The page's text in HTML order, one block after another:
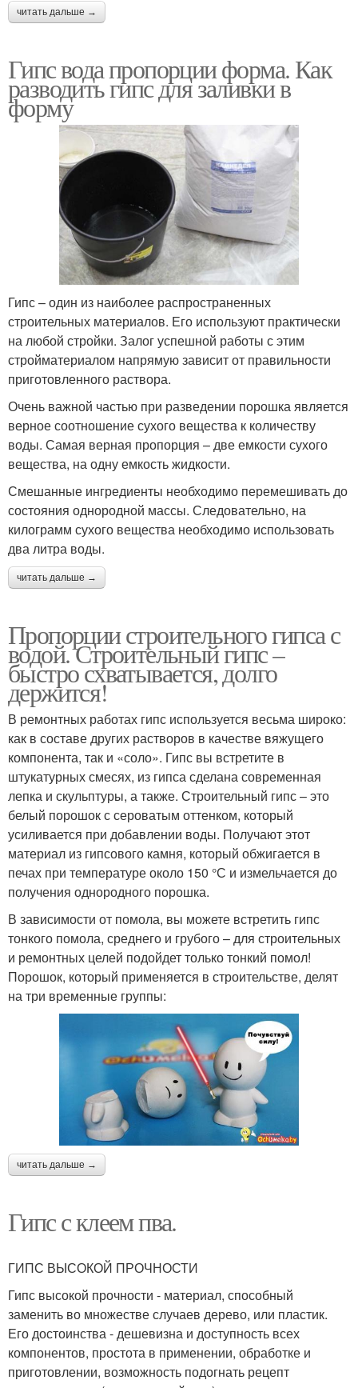
читать дальше →
Гипс вода пропорции форма. Как
разводить гипс для заливки в
форму
Гипс – один из наиболее распространенных
строительных материалов. Его используют практически
на любой стройки. Залог успешной работы с этим
стройматериалом напрямую зависит от правильности
приготовленного раствора.
Очень важной частью при разведении порошка является
верное соотношение сухого вещества к количеству
воды. Самая верная пропорция – две емкости сухого
вещества, на одну емкость жидкости.
Смешанные ингредиенты необходимо перемешивать до
состояния однородной массы. Следовательно, на
килограмм сухого вещества необходимо использовать
два литра воды.
читать дальше →
Пропорции строительного гипса с
водой. Строительный гипс –
быстро схватывается, долго
держится!
В ремонтных работах гипс используется весьма широко:
как в составе других растворов в качестве вяжущего
компонента, так и «соло». Гипс вы встретите в
штукатурных смесях, из гипса сделана современная
лепка и скульптуры, а также. Строительный гипс – это
белый порошок с сероватым оттенком, который
усиливается при добавлении воды. Получают этот
материал из гипсового камня, который обжигается в
печах при температуре около 150 °С и измельчается до
получения однородного порошка.
В зависимости от помола, вы можете встретить гипс
тонкого помола, среднего и грубого – для строительных
и ремонтных целей подойдет только тонкий помол!
Порошок, который применяется в строительстве, делят
на три временные группы:
читать дальше →
Гипс с клеем пва.
ГИПС ВЫСОКОЙ ПРОЧНОСТИ
Гипс высокой прочности - материал, способный
заменить во множестве случаев дерево, или пластик.
Его достоинства - дешевизна и доступность всех
компонентов, простота в применении, обработке и
приготовлении, возможность подогнать рецепт